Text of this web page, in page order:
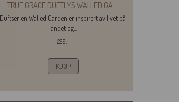
TRUE GRACE DUFTLYS WALLED GA...
Duftserien Walled Garden er inspirert av livet på
landet og...
299,-
KJØP